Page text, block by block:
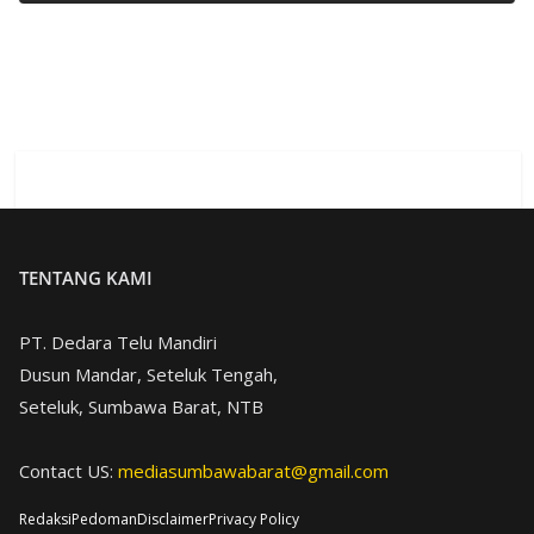
TENTANG KAMI
PT. Dedara Telu Mandiri
Dusun Mandar, Seteluk Tengah,
Seteluk, Sumbawa Barat, NTB
Contact US: mediasumbawabarat@gmail.com
RedaksiPedomanDisclaimerPrivacy Policy